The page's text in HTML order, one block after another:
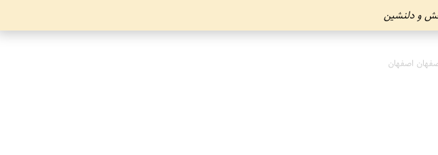
و دلنشین
اصفهان